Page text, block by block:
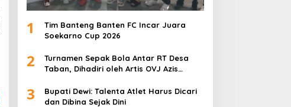
1
Tim Banteng Banten FC Incar Juara
Soekarno Cup 2026
2
Turnamen Sepak Bola Antar RT Desa
Taban, Dihadiri oleh Artis OVJ Azis
3
Bupati Dewi: Talenta Atlet Harus Dicari
dan Dibina Sejak Dini